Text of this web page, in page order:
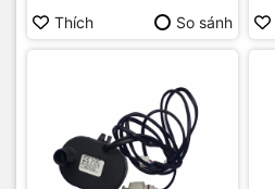
Thích So sánh